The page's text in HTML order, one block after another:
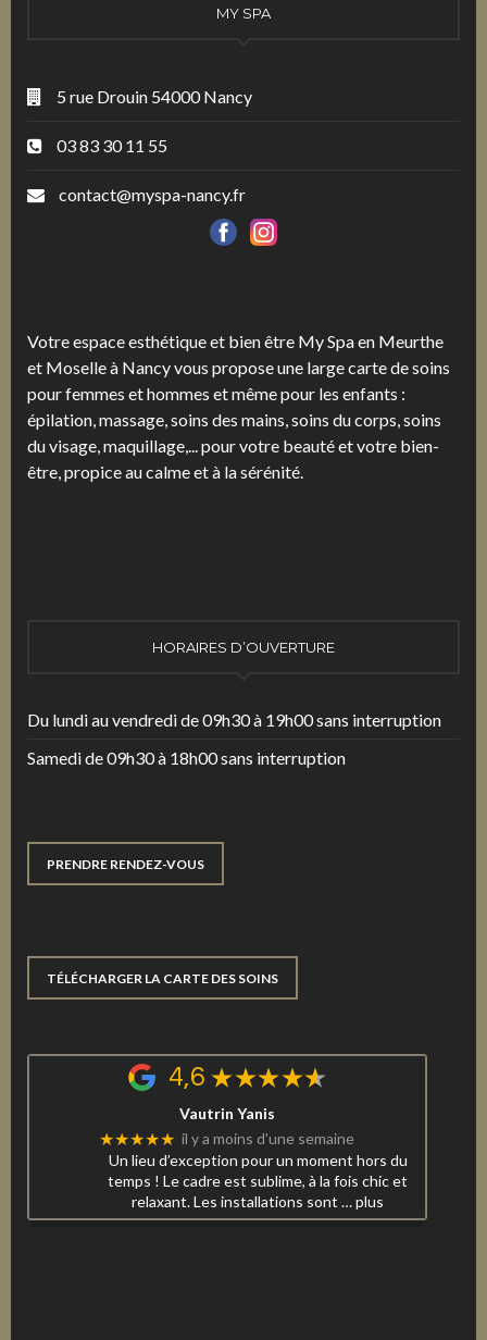
MY SPA
5 rue Drouin 54000 Nancy
03 83 30 11 55
contact@myspa-nancy.fr
Votre espace esthétique et bien être My Spa en Meurthe
et Moselle à Nancy vous propose une large carte de soins
pour femmes et hommes et même pour les enfants :
épilation, massage, soins des mains, soins du corps, soins
du visage, maquillage,... pour votre beauté et votre bien-
être, propice au calme et à la sérénité.
HORAIRES D’OUVERTURE
Du lundi au vendredi de 09h30 à 19h00 sans interruption
Samedi de 09h30 à 18h00 sans interruption
PRENDRE RENDEZ-VOUS
TÉLÉCHARGER LA CARTE DES SOINS
4,6
Vautrin Yanis
★★★★★ il y a moins d'une semaine
Un lieu d’exception pour un moment hors du
temps ! Le cadre est sublime, à la fois chic et
relaxant. Les installations sont … plus